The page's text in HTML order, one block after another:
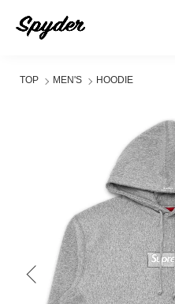
TOP MEN'S HOODIE